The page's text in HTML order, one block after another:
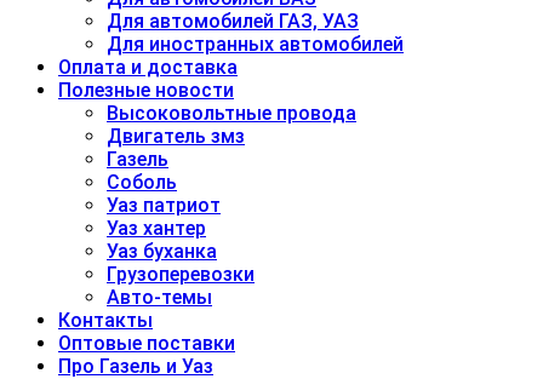
Для автомобилей ГАЗ, УАЗ
Для иностранных автомобилей
Оплата и доставка
Полезные новости
Высоковольтные провода
Двигатель змз
Газель
Соболь
Уаз патриот
Уаз хантер
Уаз буханка
Грузоперевозки
Авто-темы
Контакты
Оптовые поставки
Про Газель и Уаз